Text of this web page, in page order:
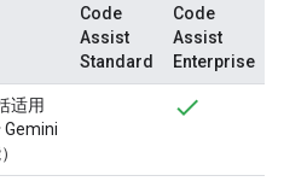
Code
Assist
Standard
Code
Assist
Enterprise
适用
Gemini